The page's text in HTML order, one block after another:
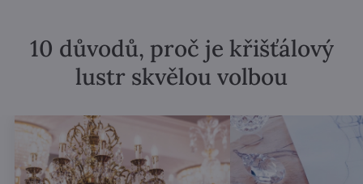
10 důvodů, proč je křišťálový
lustr skvělou volbou